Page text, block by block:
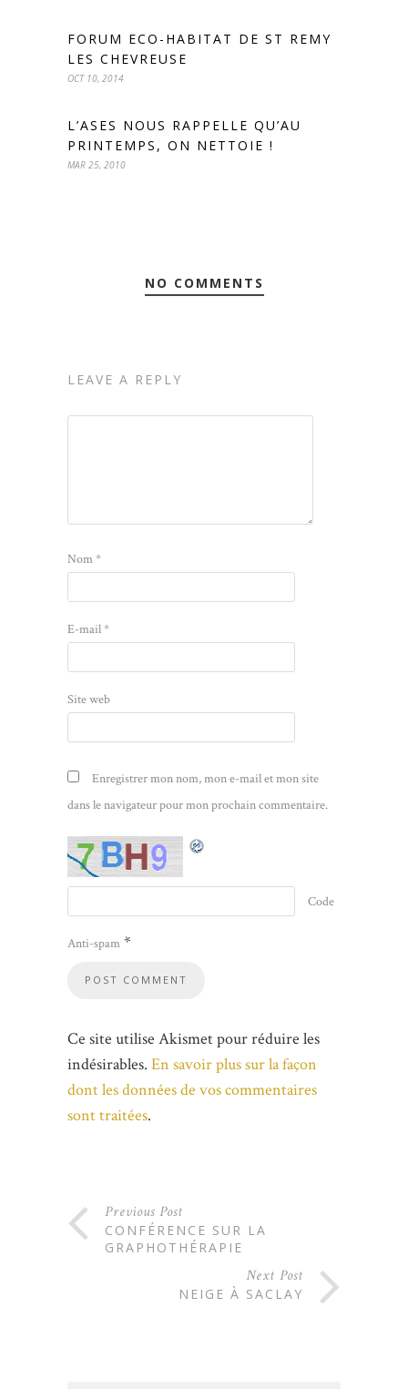
FORUM ECO-HABITAT DE ST REMY
LES CHEVREUSE
OCT 10, 2014
L’ASES NOUS RAPPELLE QU’AU
PRINTEMPS, ON NETTOIE !
MAR 25, 2010
NO COMMENTS
LEAVE A REPLY
Nom*
E-mail*
Site web
Enregistrer mon nom, mon e-mail et mon site
dans le navigateur pour mon prochain commentaire.
Code
Anti-spam *
Ce site utilise Akismet pour réduire les
indésirables. En savoir plus sur la façon
dont les données de vos commentaires
sont traitées.
Previous Post
CONFÉRENCE SUR LA
GRAPHOTHÉRAPIE
Next Post
NEIGE À SACLAY